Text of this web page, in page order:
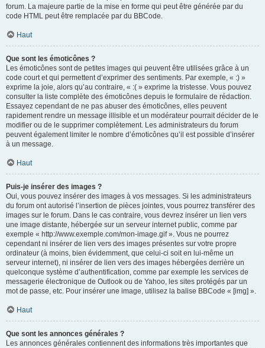
forum. La majeure partie de la mise en forme qui peut être générée par du
code HTML peut être remplacée par du BBCode.
Haut
Que sont les émoticônes ?
Les émoticônes sont de petites images qui peuvent être utilisées grâce à un
code court et qui permettent d’exprimer des sentiments. Par exemple, « :) »
exprime la joie, alors qu’au contraire, « :( » exprime la tristesse. Vous pouvez
consulter la liste complète des émoticônes depuis le formulaire de rédaction.
Essayez cependant de ne pas abuser des émoticônes, elles peuvent
rapidement rendre un message illisible et un modérateur pourrait décider de le
modifier ou de le supprimer complètement. Les administrateurs du forum
peuvent également limiter le nombre d’émoticônes qu’il est possible d’insérer
à un message.
Haut
Puis-je insérer des images ?
Oui, vous pouvez insérer des images à vos messages. Si les administrateurs
du forum ont autorisé l’insertion de pièces jointes, vous pourrez transférer des
images sur le forum. Dans le cas contraire, vous devrez insérer un lien vers
une image distante, hébergée sur un serveur internet public, comme par
exemple « http://www.exemple.com/mon-image.gif ». Vous ne pourrez
cependant ni insérer de lien vers des images présentes sur votre propre
ordinateur (à moins, bien évidemment, que celui-ci soit en lui-même un
serveur internet), ni insérer de lien vers des images hébergées derrière un
quelconque système d’authentification, comme par exemple les services de
messagerie électronique de Outlook ou de Yahoo, les sites protégés par un
mot de passe, etc. Pour insérer une image, utilisez la balise BBCode « [img] ».
Haut
Que sont les annonces générales ?
Les annonces générales contiennent des informations très importantes que